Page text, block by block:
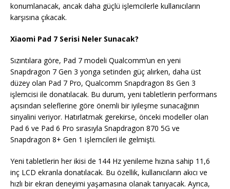
konumlanacak, ancak daha güçlü işlemcilerle kullanıcıların
karşısına çıkacak.
Xiaomi Pad 7 Serisi Neler Sunacak?
Sızıntılara göre, Pad 7 modeli Qualcomm’un en yeni
Snapdragon 7 Gen 3 yonga setinden güç alırken, daha üst
düzey olan Pad 7 Pro, Qualcomm Snapdragon 8s Gen 3
işlemcisi ile donatılacak. Bu durum, yeni tabletlerin performans
açısından seleflerine göre önemli bir iyileşme sunacağının
sinyalini veriyor. Hatırlatmak gerekirse, önceki modeller olan
Pad 6 ve Pad 6 Pro sırasıyla Snapdragon 870 5G ve
Snapdragon 8+ Gen 1 işlemcileri ile gelmişti.
Yeni tabletlerin her ikisi de 144 Hz yenileme hızına sahip 11,6
inç LCD ekranla donatılacak. Bu özellik, kullanıcıların akıcı ve
hızlı bir ekran deneyimi yaşamasına olanak tanıyacak. Ayrıca,